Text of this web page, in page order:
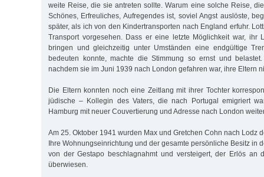
weite Reise, die sie antreten sollte. Warum eine solche Reise,
Schönes, Erfreuliches, Aufregendes ist, soviel Angst auslöste,
später, als ich von den Kindertransporten nach England erfuhr.
Transport vorgesehen. Dass er eine letzte Möglichkeit war, ihr
bringen und gleichzeitig unter Umständen eine endgültige
bedeuten konnte, machte die Stimmung so ernst und
nachdem sie im Juni 1939 nach London gefahren war, ihre Eltern
Die Eltern konnten noch eine Zeitlang mit ihrer Tochter
jüdische – Kollegin des Vaters, die nach Portugal emigriert
Hamburg mit neuer Couvertierung und Adresse nach London
Am 25. Oktober 1941 wurden Max und Gretchen Cohn nach Lodz
Ihre Wohnungseinrichtung und der gesamte persönliche Besitz in
von der Gestapo beschlagnahmt und versteigert, der Erlös an
überwiesen.